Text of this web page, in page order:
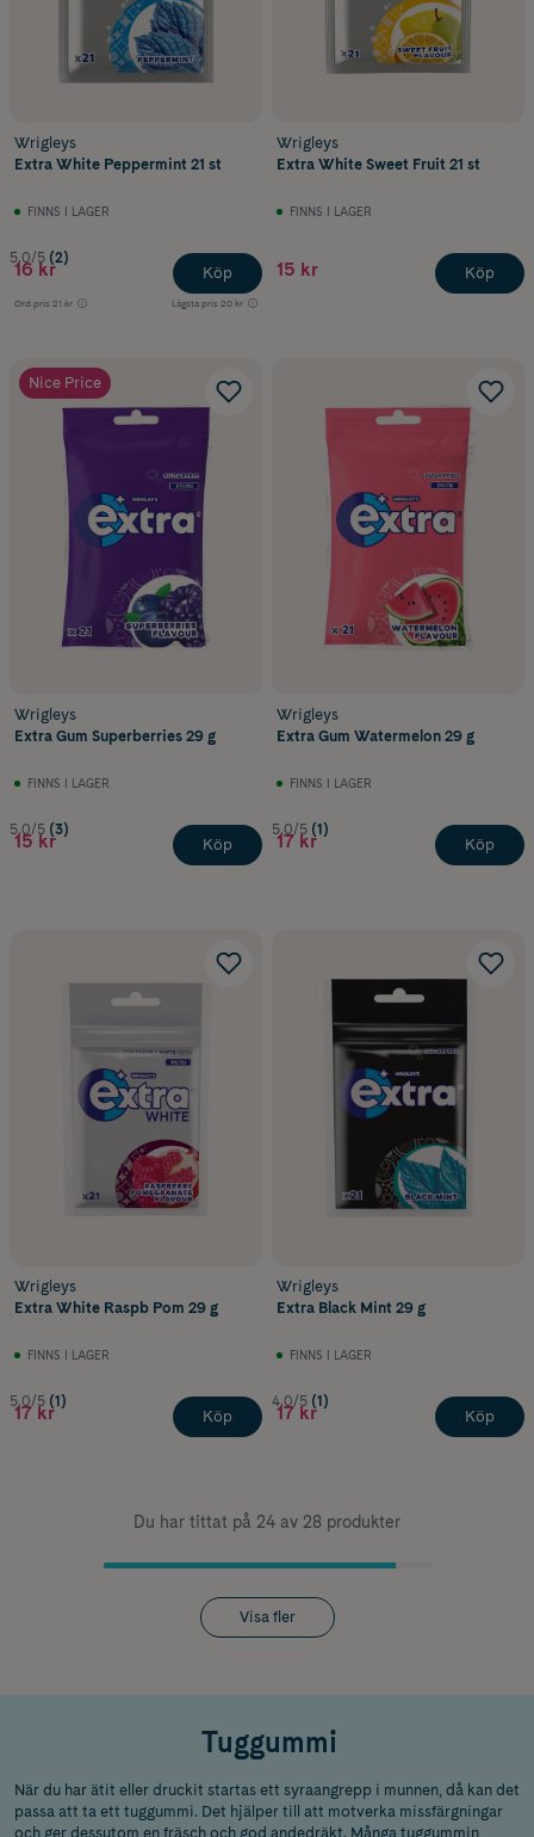
Wrigleys
Extra White Peppermint 21 st
FINNS I LAGER
5.0/5 (2)
16 kr
Ord.pris 21 kr Lägsta pris 20 kr
Köp
Wrigleys
Extra White Sweet Fruit 21 st
FINNS I LAGER
15 kr Köp
Nice Price
Wrigleys
Extra Gum Superberries 29 g
FINNS I LAGER
5.0/5 (3)
15 kr Köp
Wrigleys
Extra Gum Watermelon 29 g
FINNS I LAGER
5.0/5 (1)
17 kr Köp
Wrigleys
Extra White Raspb Pom 29 g
FINNS I LAGER
5.0/5 (1)
17 kr Köp
Wrigleys
Extra Black Mint 29 g
FINNS I LAGER
4.0/5 (1)
17 kr Köp
Du har tittat på 24 av 28 produkter
Visa fler
Tuggummi
När du har ätit eller druckit startas ett syraangrepp i munnen, då kan det
passa att ta ett tuggummi. Det hjälper till att motverka missfärgningar
och ger dessutom en fräsch och god andedräkt. Många tuggummin